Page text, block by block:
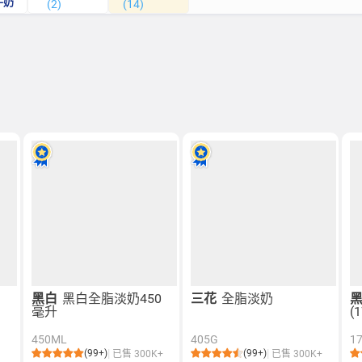
(2) (14)
黑白 黑白全脂淡奶450
毫升
450ML
(99+) 已售 300K+
三花 全脂淡奶
405G
(99+) 已售 300K+